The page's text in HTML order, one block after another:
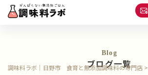
Blog
ブログ一覧
調味料ラボ｜日野市 食育と無添加調味料の専門店 >